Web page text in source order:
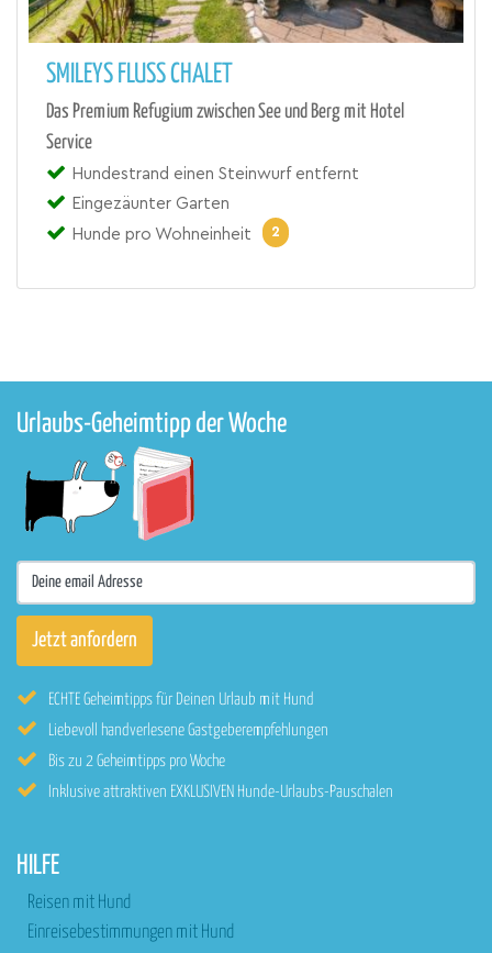
SMILEYS FLUSS CHALET
Das Premium Refugium zwischen See und Berg mit Hotel
Service
Hundestrand einen Steinwurf entfernt
Eingezäunter Garten
Hunde pro Wohneinheit
2
Urlaubs-Geheimtipp der Woche
ECHTE Geheimtipps für Deinen Urlaub mit Hund
Liebevoll handverlesene Gastgeberempfehlungen
Bis zu 2 Geheimtipps pro Woche
Inklusive attraktiven EXKLUSIVEN Hunde-Urlaubs-Pauschalen
HILFE
Reisen mit Hund
Einreisebestimmungen mit Hund